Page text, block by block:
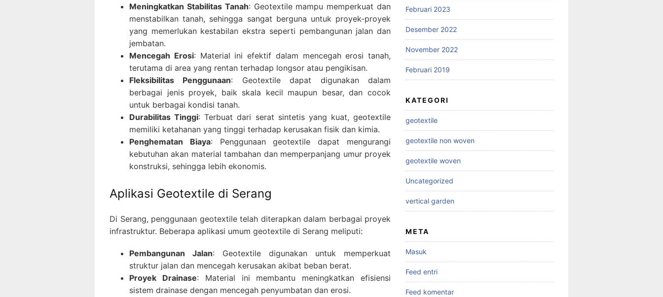
Meningkatkan Stabilitas Tanah: Geotextile mampu memperkuat dan
menstabilkan tanah, sehingga sangat berguna untuk proyek-proyek
yang memerlukan kestabilan ekstra seperti pembangunan jalan dan
jembatan.
Mencegah Erosi: Material ini efektif dalam mencegah erosi tanah,
terutama di area yang rentan terhadap longsor atau pengikisan.
Fleksibilitas Penggunaan: Geotextile dapat digunakan dalam
berbagai jenis proyek, baik skala kecil maupun besar, dan cocok
untuk berbagai kondisi tanah.
Durabilitas Tinggi: Terbuat dari serat sintetis yang kuat, geotextile
memiliki ketahanan yang tinggi terhadap kerusakan fisik dan kimia.
Penghematan Biaya: Penggunaan geotextile dapat mengurangi
kebutuhan akan material tambahan dan memperpanjang umur proyek
konstruksi, sehingga lebih ekonomis.
Aplikasi Geotextile di Serang
Di Serang, penggunaan geotextile telah diterapkan dalam berbagai proyek
infrastruktur. Beberapa aplikasi umum geotextile di Serang meliputi:
Pembangunan Jalan: Geotextile digunakan untuk memperkuat
struktur jalan dan mencegah kerusakan akibat beban berat.
Proyek Drainase: Material ini membantu meningkatkan efisiensi
sistem drainase dengan mencegah penyumbatan dan erosi.
Februari 2023
Desember 2022
November 2022
Februari 2019
KATEGORI
geotextile
geotextile non woven
geotextile woven
Uncategorized
vertical garden
META
Masuk
Feed entri
Feed komentar